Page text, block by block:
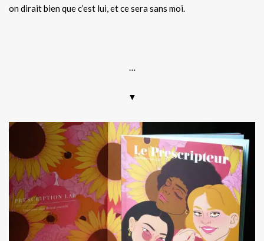
on dirait bien que c’est lui, et ce sera sans moi.
…
▼